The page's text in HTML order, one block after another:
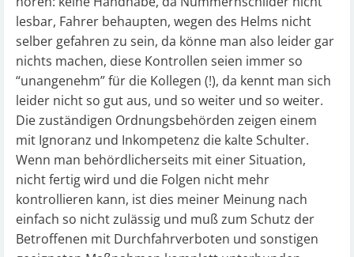
lesbar, Fahrer behaupten, wegen des Helms nicht
selber gefahren zu sein, da könne man also leider gar
nichts machen, diese Kontrollen seien immer so
“unangenehm” für die Kollegen (!), da kennt man sich
leider nicht so gut aus, und so weiter und so weiter.
Die zuständigen Ordnungsbehörden zeigen einem
mit Ignoranz und Inkompetenz die kalte Schulter.
Wenn man behördlicherseits mit einer Situation,
nicht fertig wird und die Folgen nicht mehr
kontrollieren kann, ist dies meiner Meinung nach
einfach so nicht zulässig und muß zum Schutz der
Betroffenen mit Durchfahrverboten und sonstigen